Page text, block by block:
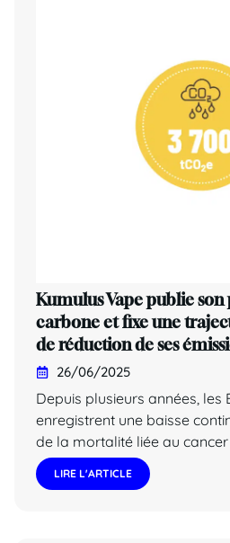
Kumulus Vape publie
carbone et fixe une
de réduction de ses
26/06/2025
Depuis plusieurs années, les
enregistrent une baisse
de la mortalité liée au
LIRE L'ARTICLE